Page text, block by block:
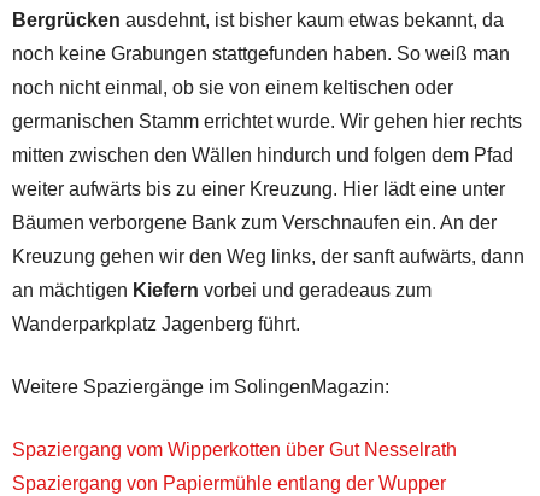
Bergrücken ausdehnt, ist bisher kaum etwas bekannt, da
noch keine Grabungen stattgefunden haben. So weiß man
noch nicht einmal, ob sie von einem keltischen oder
germanischen Stamm errichtet wurde. Wir gehen hier rechts
mitten zwischen den Wällen hindurch und folgen dem Pfad
weiter aufwärts bis zu einer Kreuzung. Hier lädt eine unter
Bäumen verborgene Bank zum Verschnaufen ein. An der
Kreuzung gehen wir den Weg links, der sanft aufwärts, dann
an mächtigen Kiefern vorbei und geradeaus zum
Wanderparkplatz Jagenberg führt.
Weitere Spaziergänge im SolingenMagazin:
Spaziergang vom Wipperkotten über Gut Nesselrath
Spaziergang von Papiermühle entlang der Wupper